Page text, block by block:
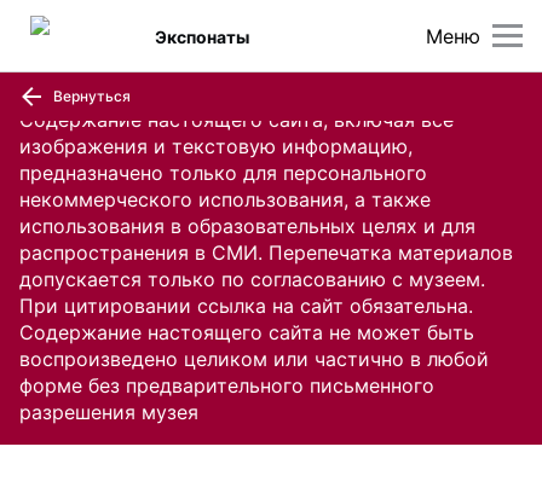
Содержание настоящего сайта, включая все
изображения и текстовую информацию,
предназначено только для персонального
некоммерческого использования, а также
использования в образовательных целях и для
распространения в СМИ. Перепечатка материалов
допускается только по согласованию с музеем.
При цитировании ссылка на сайт обязательна.
Содержание настоящего сайта не может быть
воспроизведено целиком или частично в любой
форме без предварительного письменного
разрешения музея
Меню
Экспонаты
Вернуться